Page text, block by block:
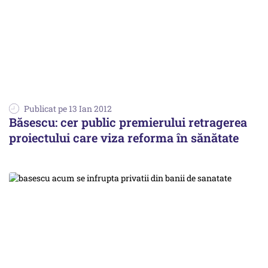
Publicat pe 13 Ian 2012
Băsescu: cer public premierului retragerea
proiectului care viza reforma în sănătate